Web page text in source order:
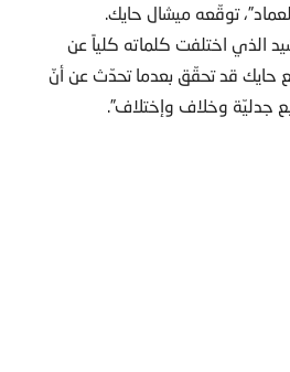
توقّعه ميشال حايك.
الذي اختلفت كلماته كلياً عن
حايك قد تحقّق بعدما تحدّث عن أنّ
جدليّة وخلاف وإختلاف”.